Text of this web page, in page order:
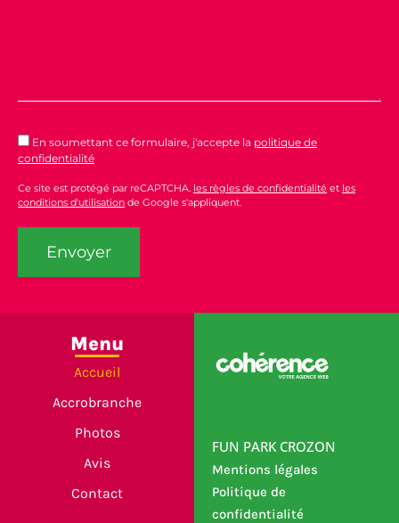
En soumettant ce formulaire, j'accepte la politique de
confidentialité
Ce site est protégé par reCAPTCHA. les règles de confidentialité et les
conditions d'utilisation de Google s'appliquent.
Menu
Accueil
Accrobranche
Photos
Avis
Contact
FUN PARK CROZON
Mentions légales
Politique de
confidentialité